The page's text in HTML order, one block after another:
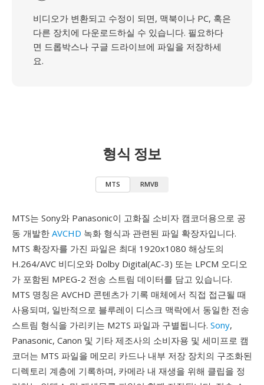
비디오가 변환되고 수정이 되면, 맥북이나 PC, 혹은
다른 장치에 다운로드하실 수 있습니다. 필요하다
면 드롭박스나 구글 드라이브에 파일을 저장하세
요.
형식 정보
MTS RMVB
MTS는 Sony와 Panasonic이 고화질 소비자 캠코더용으로 공
동 개발한 AVCHD 녹화 형식과 관련된 파일 확장자입니다.
MTS 확장자를 가진 파일은 최대 1920x1080 해상도의
H.264/AVC 비디오와 Dolby Digital(AC-3) 또는 LPCM 오디오
가 포함된 MPEG-2 전송 스트림 데이터를 담고 있습니다.
MTS 명칭은 AVCHD 콘텐츠가 기록 매체에서 직접 접근될 때
사용되며, 일반적으로 블루레이 디스크 맥락에서 동일한 전송
스트림 형식을 가리키는 M2TS 파일과 구별됩니다. Sony,
Panasonic, Canon 및 기타 제조사의 소비자용 및 세미프로 캠
코더는 MTS 파일을 메모리 카드나 내부 저장 장치의 구조화된
디렉토리 계층에 기록하며, 카메라 내 재생을 위해 클립을 정